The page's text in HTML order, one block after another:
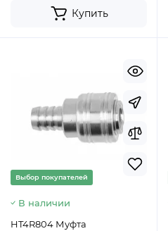
Купить
Выбор покупателей
В наличии
HT4R804 Муфта